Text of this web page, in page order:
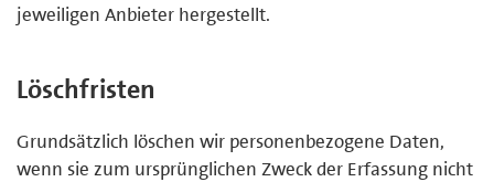
jeweiligen Anbieter hergestellt.
Löschfristen
Grundsätzlich löschen wir personenbezogene Daten,
wenn sie zum ursprünglichen Zweck der Erfassung nicht